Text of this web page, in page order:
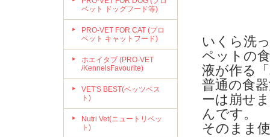
ベット ドッグフード等)
PRO-VET FOR CAT (プロ
ベット キャットフード)
ホエイタブ (PRO-VET
/KennelsFavourite)
VET'S BEST(ベッツベス
ト)
Nutri Vet(ニュートリベッ
ト)
いくら洗
ペットの
液が作る
普通の食
ーは崩せ
んです。
そのまま